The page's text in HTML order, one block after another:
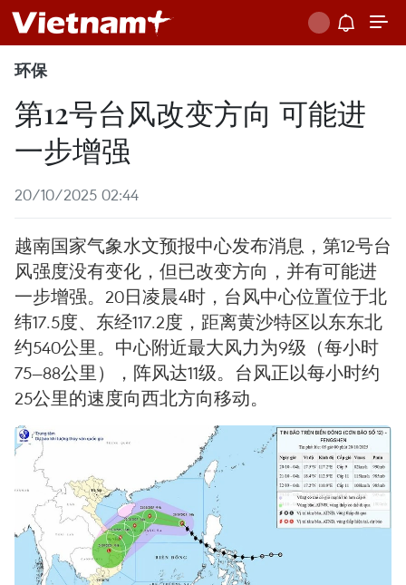
环保
第12号台风改变方向 可能进
一步增强
20/10/2025 02:44
越南国家气象水文预报中心发布消息，第12号台
风强度没有变化，但已改变方向，并有可能进
一步增强。20日凌晨4时，台风中心位置位于北
纬17.5度、东经117.2度，距离黄沙特区以东东北
约540公里。中心附近最大风力为9级（每小时
75—88公里），阵风达11级。台风正以每小时约
25公里的速度向西北方向移动。